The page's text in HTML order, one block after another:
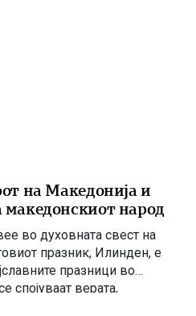
на Македонија и
народ
во духовната свест на
празник, Илинден, е
празници во
спојуваат верата,
и љубовта кон